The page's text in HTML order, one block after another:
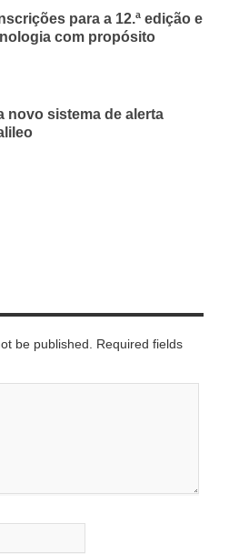
para a 12.ª edição e
com propósito
novo sistema de alerta
be published. Required fields